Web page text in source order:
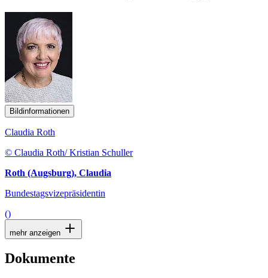
Bildinformationen
Claudia Roth
© Claudia Roth/ Kristian Schuller
Roth (Augsburg), Claudia
Bundestagsvizepräsidentin
()
mehr anzeigen
Dokumente